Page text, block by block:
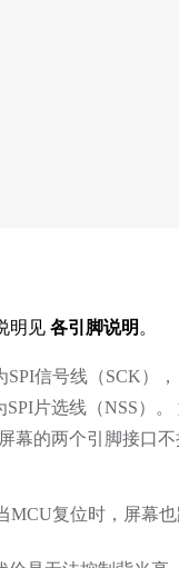
明见 各引脚说明 。
信号线（SCK），
片选线（NSS）。
幕的两个引脚接口不
MCU复位时，屏幕